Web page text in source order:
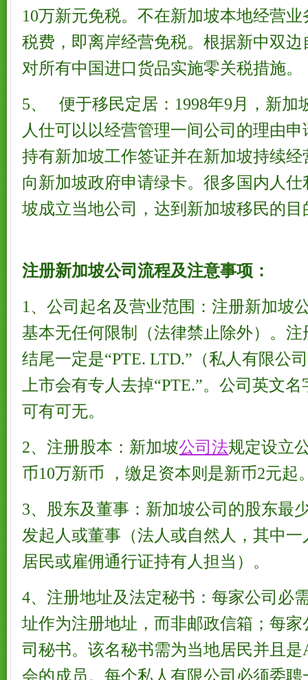
10万新元免税。不在新加坡本地经营
税费，即离岸经营免税。根据新中双
对所有中国进口货品实施零关税措施。
5、 便于移民定居：1998年9月，新加
人仕可以以经营管理一间公司的理由
持有新加坡工作签证并在新加坡持续
向新加坡政府申请绿卡。很多国内人
坡成立当地公司，达到新加坡移民的目
注册新加坡公司流程及注意事项：
1、公司起名及营业范围：注册新加坡
基本无任何限制（法律禁止除外）。
结尾一定是“PTE. LTD.”（私人有限公
上市会有专人去掉“PTE.”。公司英文
可有可无。
2、注册股本：新加坡公司法规定设立
币10万新币 ，缴足资本则是新币2元起
3、股东及董事：新加坡公司的股东最
发起人或董事（法人或自然人，其中
居民或雇佣通行证持有人担当）。
4、注册地址及法定秘书：每家公司必
址作为注册地址，而非邮政信箱；每
司秘书。该名秘书需为当地居民并且
会的成员。每个私人有限公司必须委